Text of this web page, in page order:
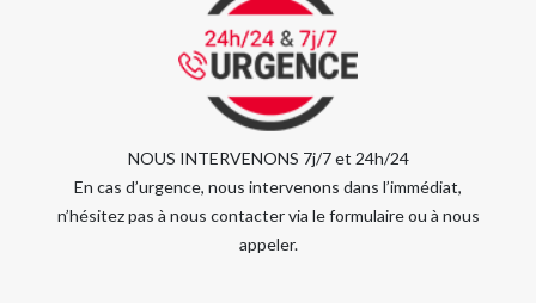
NOUS INTERVENONS 7j/7 et 24h/24
En cas d’urgence, nous intervenons dans l’immédiat,
n’hésitez pas à nous contacter via le formulaire ou à nous
appeler.